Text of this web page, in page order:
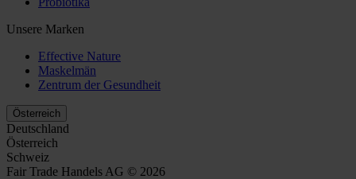
Unsere Marken
Effective Nature
Maskelmän
Zentrum der Gesundheit
Österreich
Deutschland
Österreich
Schweiz
Fair Trade Handels AG © 2026